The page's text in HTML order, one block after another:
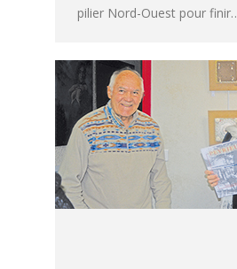
pilier Nord-Ouest pour